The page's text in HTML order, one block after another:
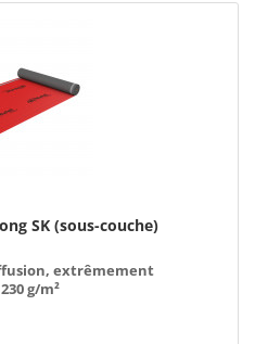
SK (sous-couche)
extrêmement
g/m²